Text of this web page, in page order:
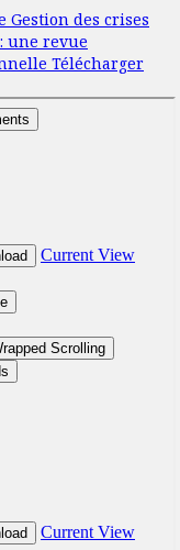
Gestion des crises
une revue
Télécharger